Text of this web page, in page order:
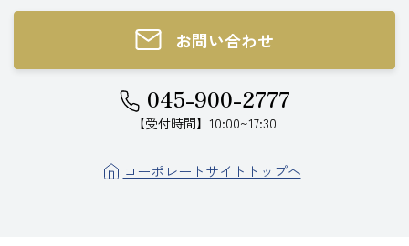
お問い合わせ
045-900-2777
【受付時間】10:00~17:30
コーポレートサイトトップへ